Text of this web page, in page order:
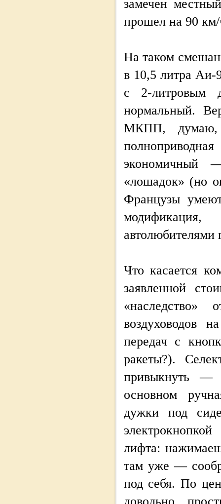
замечен
прошел на 90
На таком
в 10,5 литра Аи-
с 2-литровым
нормальный.
МКПП, думаю,
экономичный
«лошадок» (но
Французы
модификация,
автолюбителями
Что касается
заявленной
воздуховодов
передач с
ракеты?).
привыкнуть —
основном
дужки под
лифта:
там уже —
под себя. По